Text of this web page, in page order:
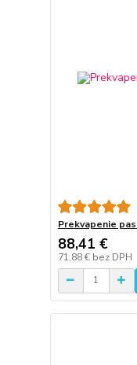
Prekvapenie
88,41 €
71,88 € bez DPH